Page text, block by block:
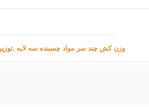
8, وزن کش چند سر مواد چسبنده سه لایه